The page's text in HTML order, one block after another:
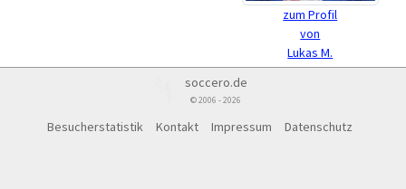
zum Profil
von
Lukas M.
soccero.de
© 2006 - 2026
Besucherstatistik Kontakt Impressum Datenschutz